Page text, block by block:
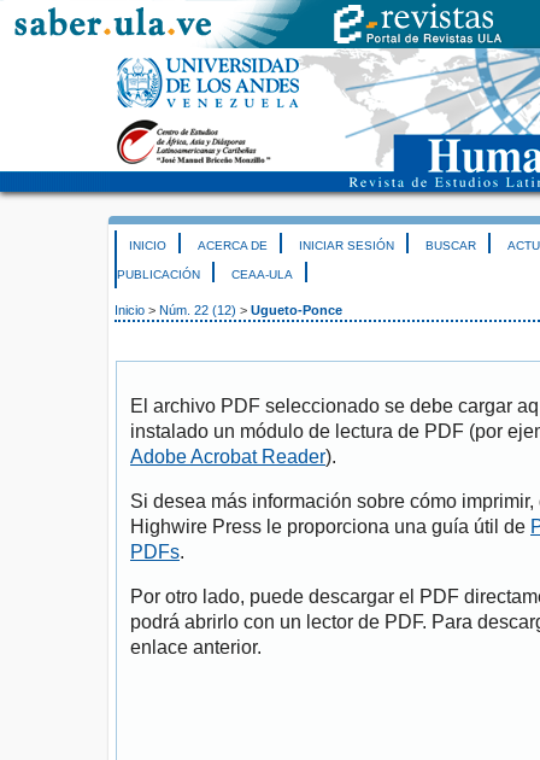
INICIO ACERCA DE INICIAR SESIÓN BUSCAR
PUBLICACIÓN CEAA-ULA
Inicio > Núm. 22 (12) > Ugueto-Ponce
El archivo PDF seleccionado se debe cargar
instalado un módulo de lectura de PDF (por
Adobe Acrobat Reader).
Si desea más información sobre cómo
Highwire Press le proporciona una guía útil de
PDFs.
Por otro lado, puede descargar el PDF
podrá abrirlo con un lector de PDF. Para
enlace anterior.